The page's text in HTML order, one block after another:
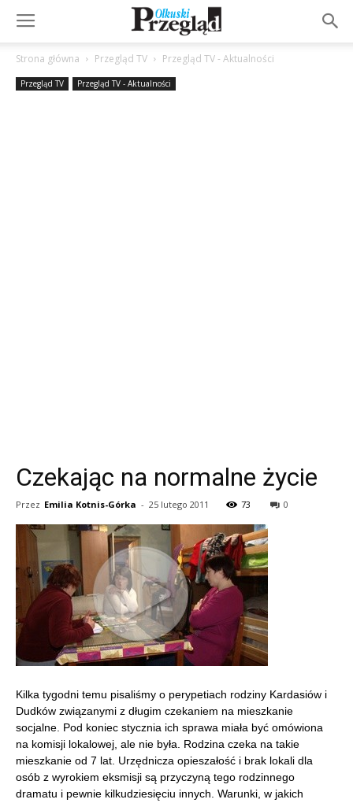
Strona główna Przegląd TV Przegląd TV - Aktualności
Przegląd TV Przegląd TV - Aktualności
Czekając na normalne życie
Przez Emilia Kotnis-Górka - 25 lutego 2011 73 0
Kilka tygodni temu pisaliśmy o perypetiach rodziny Kardasiów i
Dudków związanymi z długim czekaniem na mieszkanie
socjalne. Pod koniec stycznia ich sprawa miała być omówiona
na komisji lokalowej, ale nie była. Rodzina czeka na takie
mieszkanie od 7 lat. Urzędnicza opieszałość i brak lokali dla
osób z wyrokiem eksmisji są przyczyną tego rodzinnego
dramatu i pewnie kilkudziesięciu innych. Warunki, w jakich